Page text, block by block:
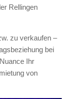
Rellingen
zu verkaufen –
bei
Ihr
von